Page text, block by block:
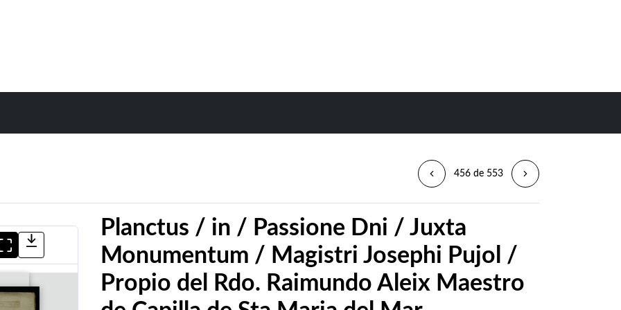
456 de 553
Planctus / in / Passione Dni / Juxta
Monumentum / Magistri Josephi Pujol /
Propio del Rdo. Raimundo Aleix Maestro